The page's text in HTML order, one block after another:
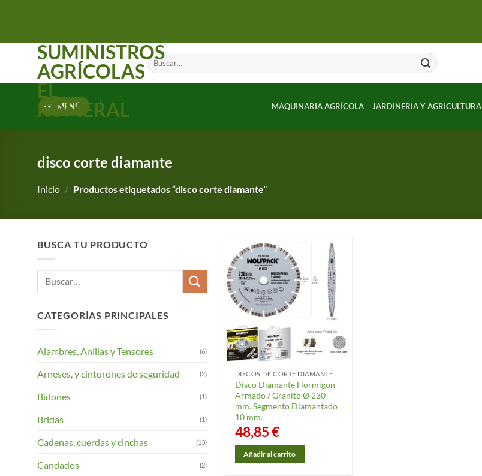
SUMINISTROS
AGRÍCOLAS
EL
ROMERAL
Buscar
por:
MENÚ MAQUINARIA AGRÍCOLA JARDINERIA Y AGRICULTURA
disco corte diamante
Inicio / Productos etiquetados “disco corte diamante”
BUSCA TU PRODUCTO
Buscar
CATEGORÍAS PRINCIPALES
Alambres, Anillas y Tensores (6)
Arneses, y cinturones de seguridad (2)
Bidones (1)
Bridas (1)
Cadenas, cuerdas y cinchas (13)
Candados (2)
DISCOS DE CORTE DIAMANTE
Disco Diamante Hormigon
Armado / Granito Ø 230
mm. Segmento Diamantado
10 mm.
48,85€
Añadir al carrito